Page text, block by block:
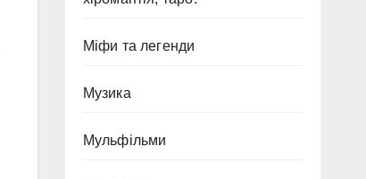
Міфи та легенди
Музика
Мульфільми